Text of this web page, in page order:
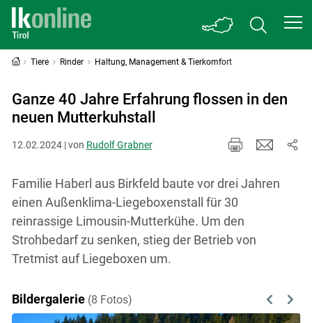
Tiere Rinder Haltung, Management & Tierkomfort
Ganze 40 Jahre Erfahrung flossen in den
neuen Mutterkuhstall
12.02.2024 | von Rudolf Grabner
Familie Haberl aus Birkfeld baute vor drei Jahren
einen Außenklima-Liegeboxenstall für 30
reinrassige Limousin-Mutterkühe. Um den
Strohbedarf zu senken, stieg der Betrieb von
Tretmist auf Liegeboxen um.
Bildergalerie (8 Fotos) Previous
Next